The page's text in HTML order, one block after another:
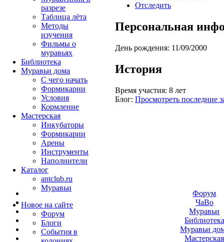
Отследить
Персональная
День рождения: 11/09/2000
История
Время участия: 8 лет
Блог: Просмотреть последние
разрезе
Таблица лёта
Методы
изучения
Фильмы о
муравьях
Библиотека
Муравьи дома
С чего начать
Формикарии
Условия
Кормление
Мастерская
Инкубаторы
Формикарии
Арены
Инструменты
Наполнители
Каталог
antclub.ru
Муравьи
Новое на сайте
Форум
Блоги
События в
Форум
ЧаВо
Муравьи
Библиотека
Муравьи
Мастерская